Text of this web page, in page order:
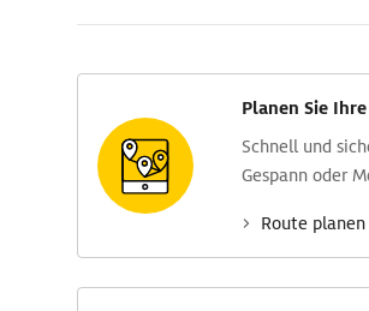
Planen Sie
Schnell und
Gespann oder
Route planen